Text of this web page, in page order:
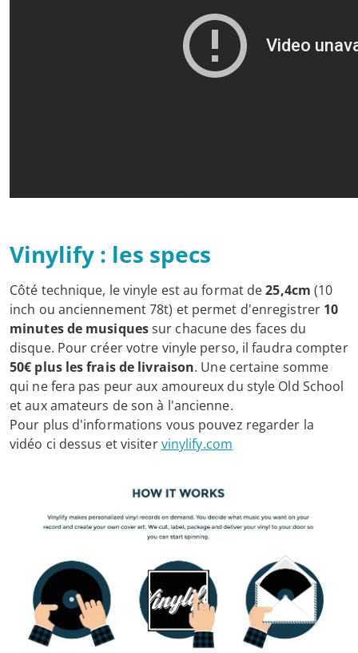
Vinylify : les specs
Côté technique, le vinyle est au format de25,4cm (10
inch ou anciennement 78t) et permet d'enregistrer 10
minutes de musiquessur chacune des faces du
disque. Pour créer votre vinyle perso, il faudra compter
50€ plus les frais de livraison. Une certaine somme
qui ne fera pas peur aux amoureux du style Old School
et aux amateurs de son à l'ancienne.
Pour plus d'informations vous pouvez regarder la
vidéo ci dessus et visitervinylify.com